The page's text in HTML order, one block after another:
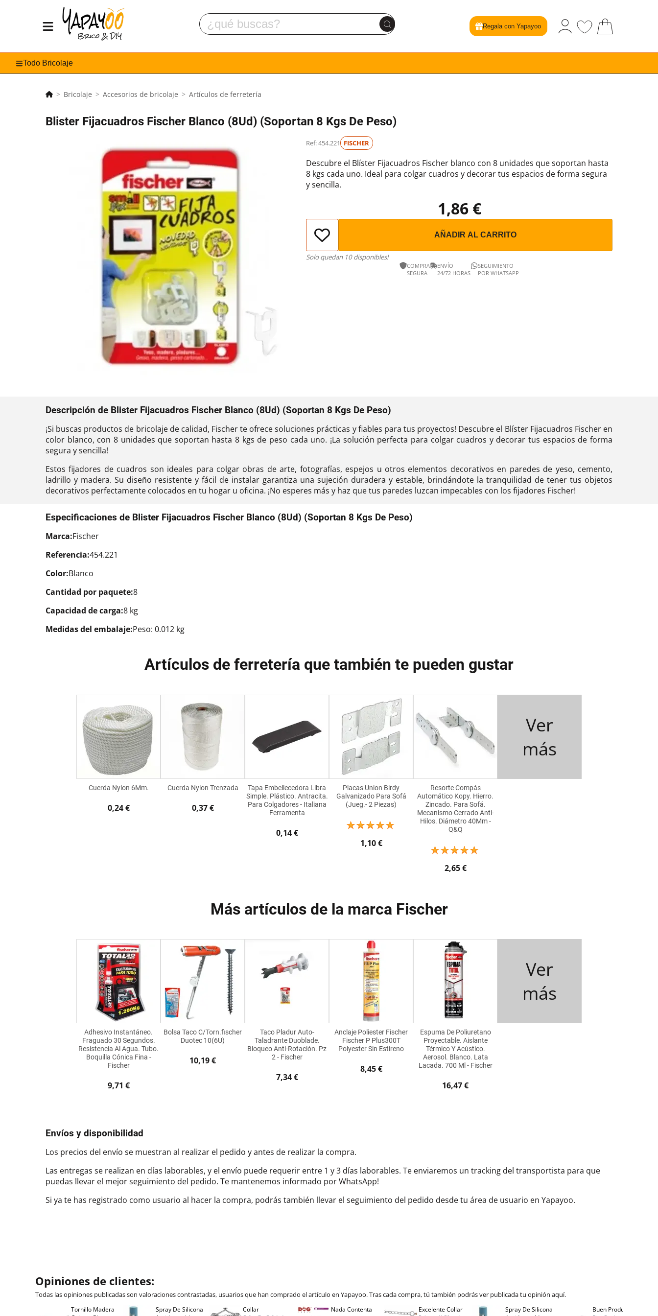
Regala con Yapayoo
Todo Bricolaje
Bricolaje Accesorios de bricolaje Artículos de ferretería
Blister Fijacuadros Fischer Blanco (8Ud) (Soportan 8 Kgs De Peso)
Ref: 454.221 FISCHER
Descubre el Blíster Fijacuadros Fischer blanco con 8 unidades que soportan hasta
8 kgs cada uno. Ideal para colgar cuadros y decorar tus espacios de forma segura
y sencilla.
1,86 €
AÑADIR AL CARRITO
Solo quedan 10 disponibles!
COMPRA
SEGURA
ENVÍO
24/72 HORAS
SEGUIMIENTO
POR WHATSAPP
Descripción de Blister Fijacuadros Fischer Blanco (8Ud) (Soportan 8 Kgs De Peso)
¡Si buscas productos de bricolaje de calidad, Fischer te ofrece soluciones prácticas y fiables para tus proyectos! Descubre el Blíster Fijacuadros Fischer en
color blanco, con 8 unidades que soportan hasta 8 kgs de peso cada uno. ¡La solución perfecta para colgar cuadros y decorar tus espacios de forma
segura y sencilla!
Estos fijadores de cuadros son ideales para colgar obras de arte, fotografías, espejos u otros elementos decorativos en paredes de yeso, cemento,
ladrillo y madera. Su diseño resistente y fácil de instalar garantiza una sujeción duradera y estable, brindándote la tranquilidad de tener tus objetos
decorativos perfectamente colocados en tu hogar u oficina. ¡No esperes más y haz que tus paredes luzcan impecables con los fijadores Fischer!
Especificaciones de Blister Fijacuadros Fischer Blanco (8Ud) (Soportan 8 Kgs De Peso)
Marca:Fischer
Referencia:454.221
Color:Blanco
Cantidad por paquete:8
Capacidad de carga:8 kg
Medidas del embalaje:Peso: 0.012 kg
Artículos de ferretería que también te pueden gustar
Cuerda Nylon 6Mm.
0,24 €
Cuerda Nylon Trenzada
0,37 €
Tapa Embellecedora Libra
Simple. Plástico. Antracita.
Para Colgadores - Italiana
Ferramenta
0,14 €
Placas Union Birdy
Galvanizado Para Sofá
(Jueg.- 2 Piezas)
1,10 €
Resorte Compás
Automático Kopy. Hierro.
Zincado. Para Sofá.
Mecanismo Cerrado Anti-
Hilos. Diámetro 40Mm -
Q&Q
2,65 €
Ver
más
Más artículos de la marca Fischer
Adhesivo Instantáneo.
Fraguado 30 Segundos.
Resistencia Al Agua. Tubo.
Boquilla Cónica Fina -
Fischer
9,71 €
Bolsa Taco C/Torn.fischer
Duotec 10(6U)
10,19 €
Taco Pladur Auto-
Taladrante Duoblade.
Bloqueo Anti-Rotación. Pz
2 - Fischer
7,34 €
Anclaje Poliester Fischer
Fischer P Plus300T
Polyester Sin Estireno
8,45 €
Espuma De Poliuretano
Proyectable. Aislante
Térmico Y Acústico.
Aerosol. Blanco. Lata
Lacada. 700 Ml - Fischer
16,47 €
Ver
más
Envíos y disponibilidad
Los precios del envío se muestran al realizar el pedido y antes de realizar la compra.
Las entregas se realizan en días laborables, y el envío puede requerir entre 1 y 3 días laborables. Te enviaremos un tracking del transportista para que
puedas llevar el mejor seguimiento del pedido. Te mantenemos informado por WhatsApp!
Si ya te has registrado como usuario al hacer la compra, podrás también llevar el seguimiento del pedido desde tu área de usuario en Yapayoo.
Opiniones de clientes:
Todas las opiniones publicadas son valoraciones contrastadas, usuarios que han comprado el artículo en Yapayoo. Tras cada compra, tú también podrás ver publicada tu opinión aquí.
Tornillo Madera
Spray De Silicona
Collar Nada Contenta Excelente Collar
Spray De Silicona
Buen Producto